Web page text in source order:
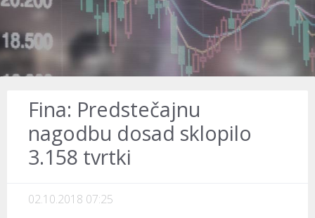
Fina: Predstečajnu
nagodbu dosad sklopilo
3.158 tvrtki
02.10.2018 07:25